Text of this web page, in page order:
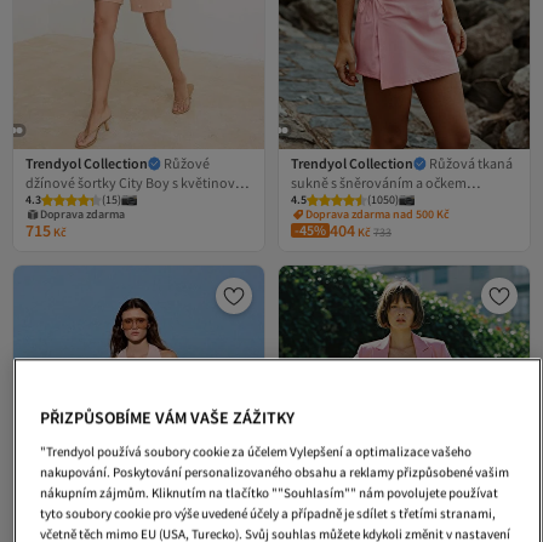
Trendyol Collection
Růžové
džínové šortky City Boy s květinovou
výšivkou TWOSS26SR00070
4.3 (15)
Doprava zdarma
715 Kč
Trendyol Collection
Růžová tkaná
sukně s šněrováním a očkem
TWOAW21SR0038
4.5 (1050)
Doprava zdarma nad 500 Kč
-45% 404 Kč 733
PŘIZPŮSOBÍME VÁM VAŠE ZÁŽITKY
"Trendyol používá soubory cookie za účelem Vylepšení a optimalizace vašeho
nakupování. Poskytování personalizovaného obsahu a reklamy přizpůsobené vašim
nákupním zájmům. Kliknutím na tlačítko ""Souhlasím"" nám povolujete používat
tyto soubory cookie pro výše uvedené účely a případně je sdílet s třetími stranami,
včetně těch mimo EU (USA, Turecko). Svůj souhlas můžete kdykoli změnit v nastavení